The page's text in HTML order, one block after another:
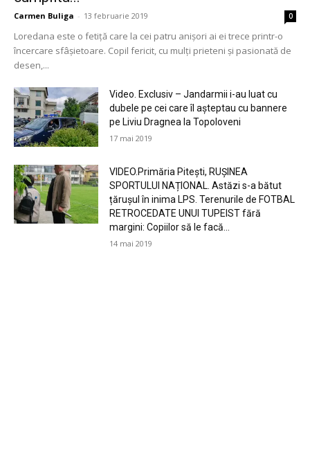
Carmen Buliga - 13 februarie 2019 0
Loredana este o fetiță care la cei patru anișori ai ei trece printr-o
încercare sfâșietoare. Copil fericit, cu mulți prieteni și pasionată de
desen,...
Video. Exclusiv – Jandarmii i-au luat cu
dubele pe cei care îl așteptau cu bannere
pe Liviu Dragnea la Topoloveni
17 mai 2019
VIDEO.Primăria Pitești, RUȘINEA
SPORTULUI NAȚIONAL. Astăzi s-a bătut
țărușul în inima LPS. Terenurile de FOTBAL
RETROCEDATE UNUI TUPEIST fără
margini: Copiilor să le facă...
14 mai 2019